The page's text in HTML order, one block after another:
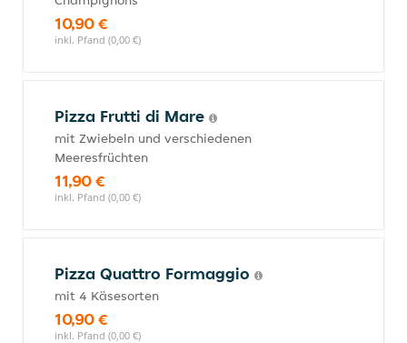
10,90 €
inkl. Pfand (0,00 €)
Pizza Frutti di Mare
mit Zwiebeln und verschiedenen
Meeresfrüchten
11,90 €
inkl. Pfand (0,00 €)
Pizza Quattro Formaggio
mit 4 Käsesorten
10,90 €
inkl. Pfand (0,00 €)